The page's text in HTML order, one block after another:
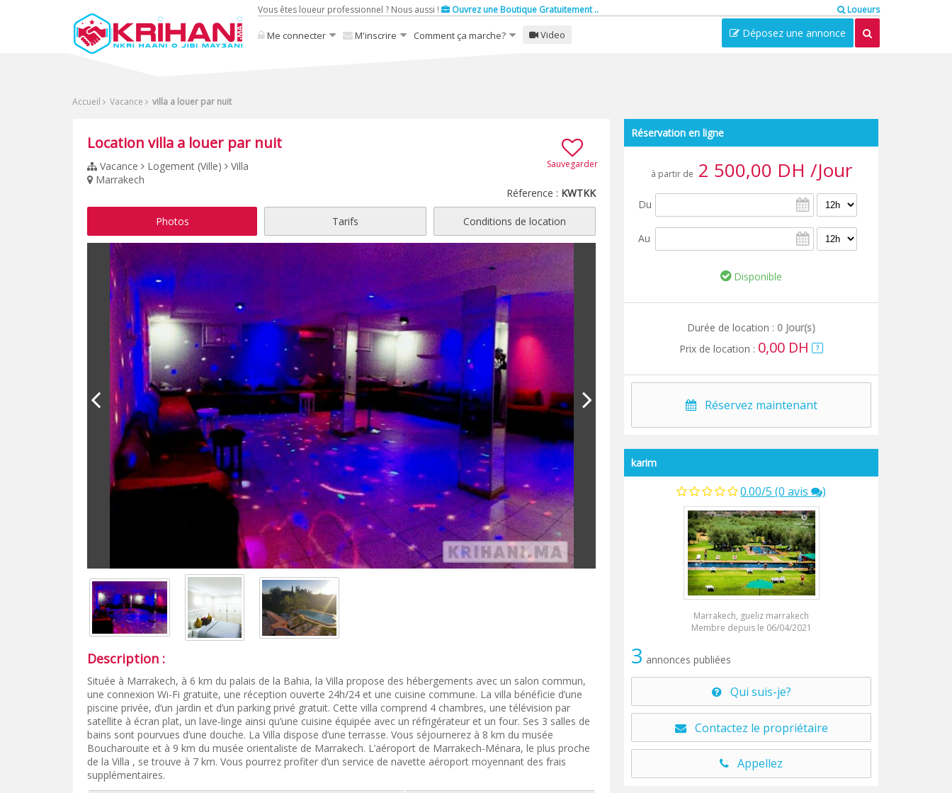
Vous êtes loueur professionnel ? Nous aussi ! Ouvrez une Boutique Gratuitement .. Loueurs
Me connecter M'inscrire Comment ça marche? Video Déposez une annonce
Accueil Vacance villa a louer par nuit
Sauvegarder
Location villa a louer par nuit
Vacance Logement (Ville) Villa
Marrakech
Réference : KWTKK
Photos Tarifs Conditions de location
Description :
Située à Marrakech, à 6 km du palais de la Bahia, la Villa propose des hébergements avec un salon commun,
une connexion Wi-Fi gratuite, une réception ouverte 24h/24 et une cuisine commune. La villa bénéficie d’une
piscine privée, d’un jardin et d’un parking privé gratuit. Cette villa comprend 4 chambres, une télévision par
satellite à écran plat, un lave-linge ainsi qu’une cuisine équipée avec un réfrigérateur et un four. Ses 3 salles de
bains sont pourvues d’une douche. La Villa dispose d’une terrasse. Vous séjournerez à 8 km du musée
Boucharouite et à 9 km du musée orientaliste de Marrakech. L’aéroport de Marrakech-Ménara, le plus proche
de la Villa , se trouve à 7 km. Vous pourrez profiter d’un service de navette aéroport moyennant des frais
supplémentaires.
Réservation en ligne
à partir de 2 500,00 DH /Jour
Du
Au
Disponible
Durée de location : 0 Jour(s)
Prix de location : 0,00 DH ?
Réservez maintenant
karim
0.00/5 (0 avis )
Marrakech, gueliz marrakech
Membre depuis le 06/04/2021
3 annonces publiées
Qui suis-je?
Contactez le propriétaire
Appellez